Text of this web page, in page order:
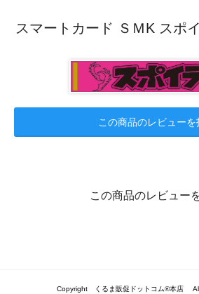
スマートカード ＳＭK スポ
この商品のレビューを
この商品のレビュー
Copyright くるま販促ドットコム®本店